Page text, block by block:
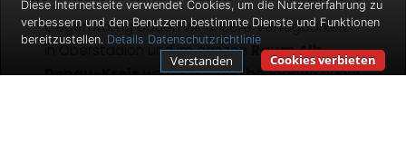
Gegenwärtig bauen wir unsere Verfügbarkeit
in Oberstadion und im ganzen
Raum Alb-
Donau-Kreisweiter aus und benötigen daher
Diese Internetseite verwendet Cookies, um die Nutzererfahrung zu
verbessern und den Benutzern bestimmte Dienste und Funktionen
bereitzustellen. Details Datenschutzrichtlinie
Cookies verbieten
Verstanden